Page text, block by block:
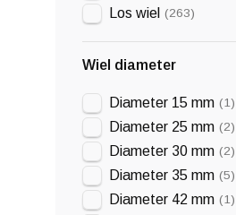
Los wiel (263)
Wiel diameter
Diameter 15 mm (1)
Diameter 25 mm (2)
Diameter 30 mm (2)
Diameter 35 mm (5)
Diameter 42 mm (1)